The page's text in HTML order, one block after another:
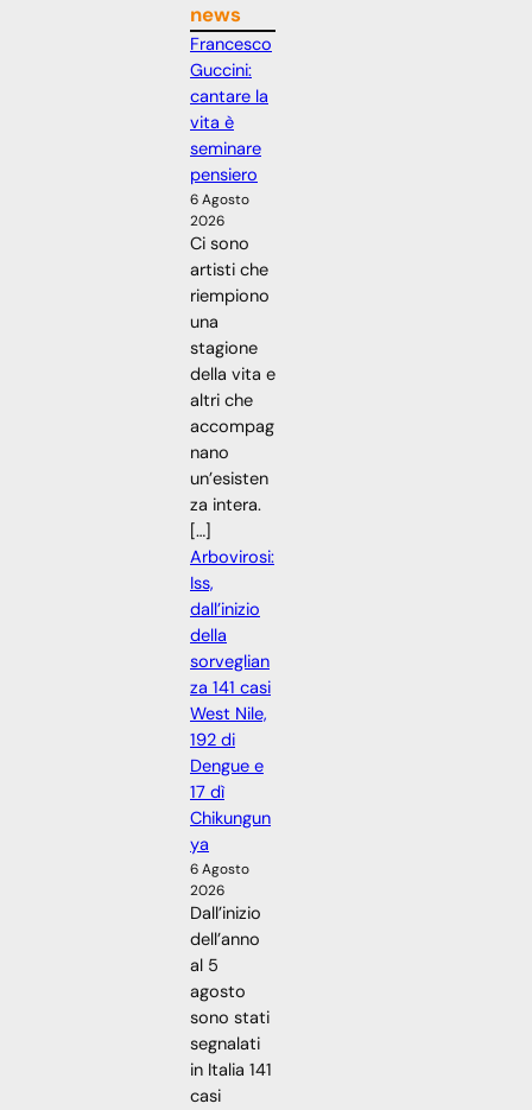
news
Francesco
Guccini:
cantare la
vita è
seminare
pensiero
6 Agosto
2026
Ci sono
artisti che
riempiono
una
stagione
della vita e
altri che
accompag
nano
un’esisten
za intera.
[…]
Arbovirosi:
Iss,
dall’inizio
della
sorveglian
za 141 casi
West Nile,
192 di
Dengue e
17 dì
Chikungun
ya
6 Agosto
2026
Dall’inizio
dell’anno
al 5
agosto
sono stati
segnalati
in Italia 141
casi